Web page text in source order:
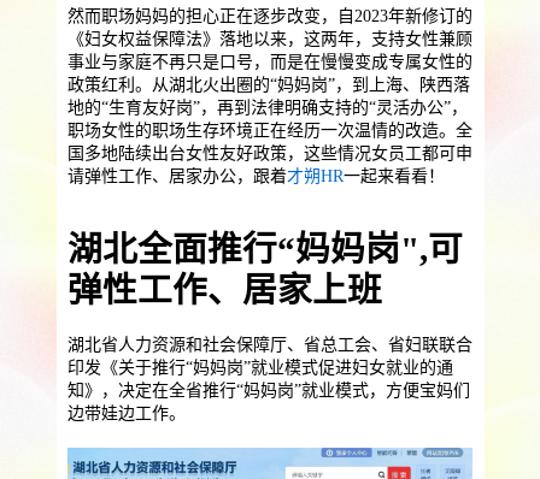
员工福利
员工体验 员工商保 员工关怀 员工培训
福利采购
法务咨询
企业助残残保业务
企业公益助残 残保金规划
个人社保保障业务
社保公积金缴纳 上海落户规划 海积分办理
公司介绍
联系我们
加入我们
服务优势
智能工具
然而职场妈妈的担心正在逐步改变，自2023年新修订的
《妇女权益保障法》落地以来，这两年，支持女性兼顾
事业与家庭不再只是口号，而是在慢慢变成专属女性的
政策红利。从湖北火出圈的“妈妈岗”，到上海、陕西落
地的“生育友好岗”，再到法律明确支持的“灵活办公”，
职场女性的职场生存环境正在经历一次温情的改造。全
国多地陆续出台女性友好政策，这些情况女员工都可申
请弹性工作、居家办公，跟着才朔HR一起来看看！
湖北全面推行“妈妈岗",可
弹性工作、居家上班
湖北省人力资源和社会保障厅、省总工会、省妇联联合
印发《关于推行“妈妈岗”就业模式促进妇女就业的通
知》，决定在全省推行“妈妈岗”就业模式，方便宝妈们
边带娃边工作。